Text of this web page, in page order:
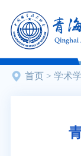
首页 > 学术